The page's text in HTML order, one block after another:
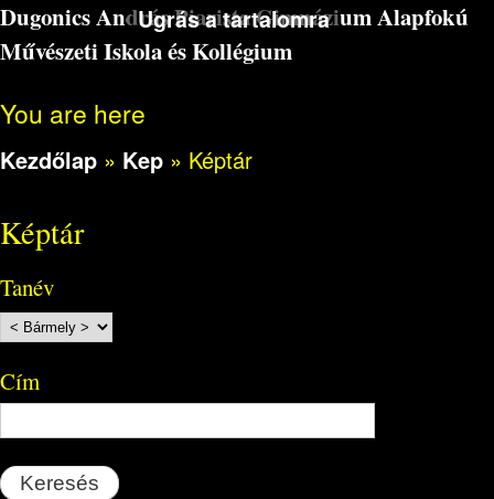
Ugrás a tartalomra
Dugonics András Piarista Gimnázium Alapfokú
Művészeti Iskola és Kollégium
You are here
Kezdőlap » Kep » Képtár
Képtár
Tanév
Cím